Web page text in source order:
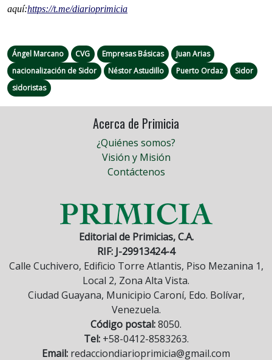
aquí:https://t.me/diarioprimicia
Ángel Marcano CVG Empresas Básicas
Juan Arias
nacionalización de Sidor
Néstor Astudillo Puerto Ordaz
Sidor
sidoristas
Acerca de Primicia
¿Quiénes somos?
Visión y Misión
Contáctenos
Editorial de Primicias, C.A.
RIF: J-29913424-4
Calle Cuchivero, Edificio Torre Atlantis, Piso Mezanina 1,
Local 2, Zona Alta Vista.
Ciudad Guayana, Municipio Caroní, Edo. Bolívar,
Venezuela.
Código postal:8050.
Tel:+58-0412-8583263.
Email: redacciondiarioprimicia@gmail.com